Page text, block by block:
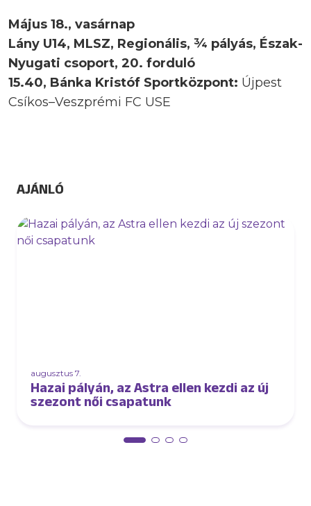
Május 18., vasárnap
Lány U14, MLSZ, Regionális, ¾ pályás, Észak-
Nyugati csoport, 20. forduló
15.40, Bánka Kristóf Sportközpont: Újpest
Csíkos–Veszprémi FC USE
AJÁNLÓ
augusztus 7.
Hazai pályán, az Astra ellen kezdi az új
szezont női csapatunk